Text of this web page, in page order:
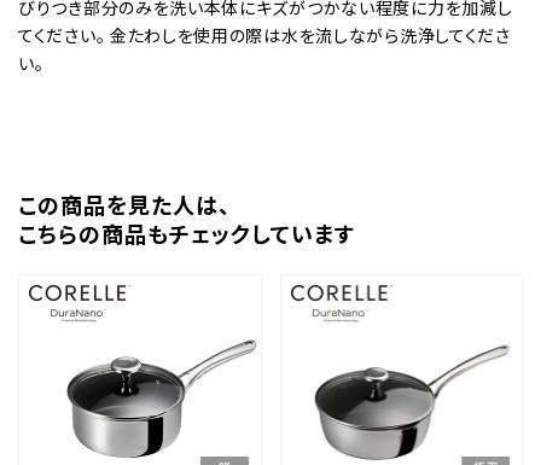
びりつき部分のみを洗い本体にキズがつかない程度に力を加減し
てください。 金たわしを使用の際は水を流しながら洗浄してくださ
い。
この商品を⾒た⼈は、
こちらの商品もチェックしています